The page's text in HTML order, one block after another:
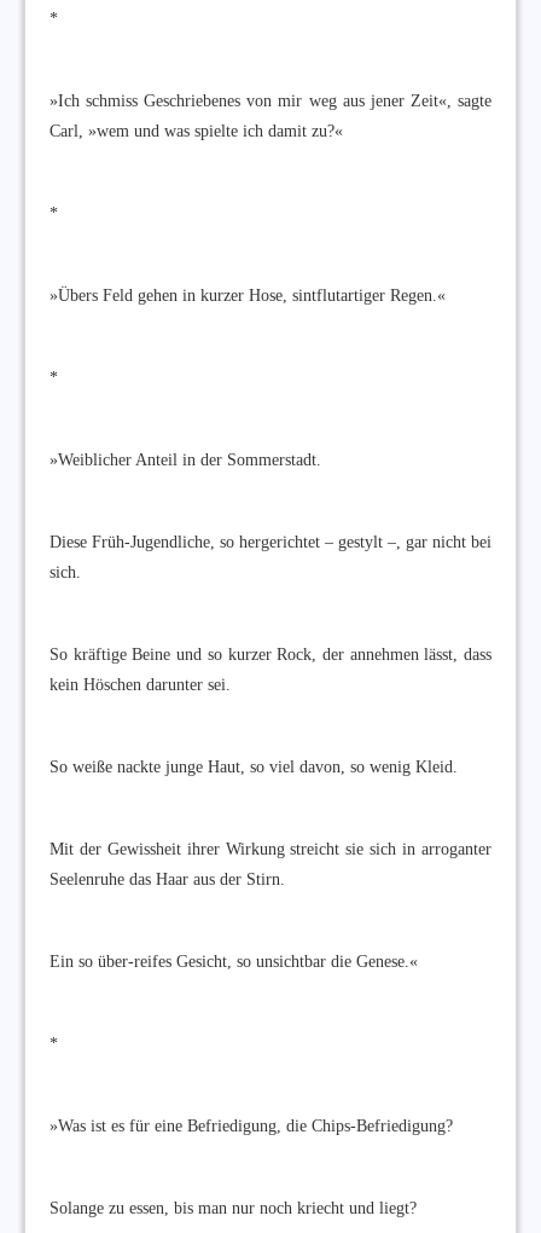
*
»Ich schmiss Geschriebenes von mir weg aus jener Zeit«, sagte
Carl, »wem und was spielte ich damit zu?«
*
»Übers Feld gehen in kurzer Hose, sintflutartiger Regen.«
*
»Weiblicher Anteil in der Sommerstadt.
Diese Früh-Jugendliche, so hergerichtet – gestylt –, gar nicht bei
sich.
So kräftige Beine und so kurzer Rock, der annehmen lässt, dass
kein Höschen darunter sei.
So weiße nackte junge Haut, so viel davon, so wenig Kleid.
Mit der Gewissheit ihrer Wirkung streicht sie sich in arroganter
Seelenruhe das Haar aus der Stirn.
Ein so über-reifes Gesicht, so unsichtbar die Genese.«
*
»Was ist es für eine Befriedigung, die Chips-Befriedigung?
Solange zu essen, bis man nur noch kriecht und liegt?